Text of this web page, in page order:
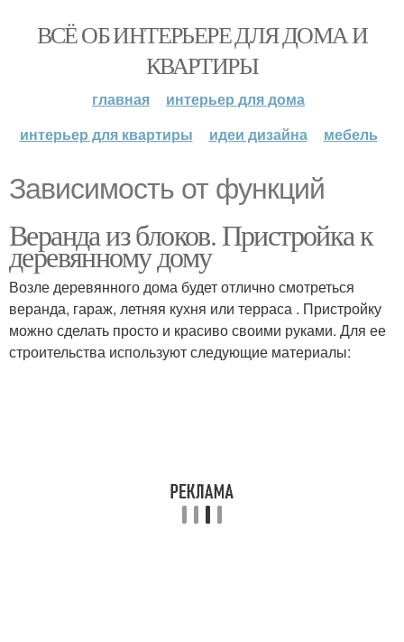
ВСЁ ОБ ИНТЕРЬЕРЕ ДЛЯ ДОМА И
КВАРТИРЫ
главная
интерьер для дома
интерьер для квартиры
идеи дизайна мебель
Зависимость от функций
Веранда из блоков. Пристройка к
деревянному дому
Возле деревянного дома будет отлично смотреться
веранда, гараж, летняя кухня или терраса . Пристройку
можно сделать просто и красиво своими руками. Для ее
строительства используют следующие материалы: